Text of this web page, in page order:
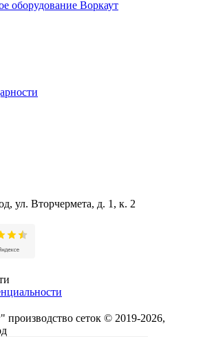
оборудование Воркаут
ул. Вторчермета, д. 1, к. 2
сеток © 2019-2026,